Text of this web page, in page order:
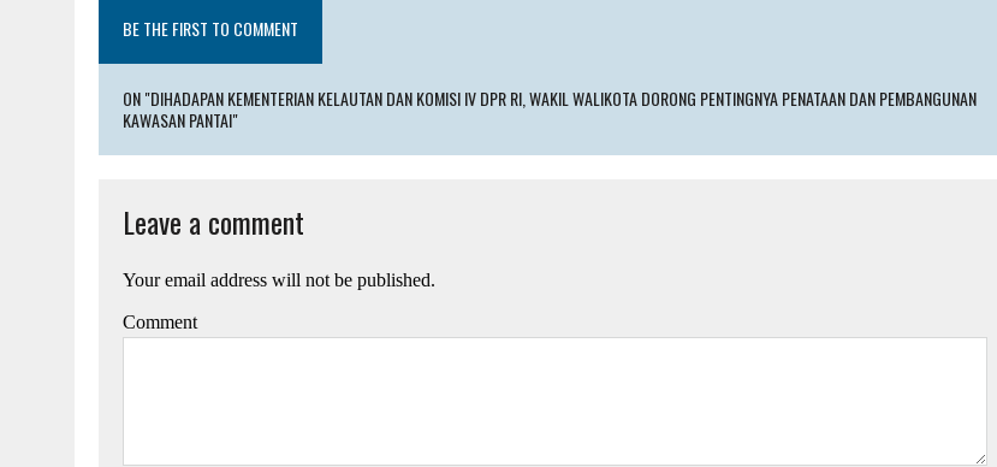
BE THE FIRST TO COMMENT
ON "DIHADAPAN KEMENTERIAN KELAUTAN DAN KOMISI IV DPR RI, WAKIL WALIKOTA DORONG PENTINGNYA PENATAAN DAN PEMBANGUNAN
KAWASAN PANTAI"
Leave a comment
Your email address will not be published.
Comment